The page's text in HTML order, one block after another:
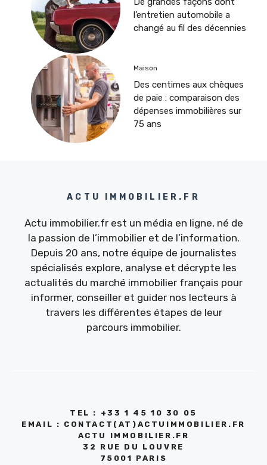
l’entretien automobile a
changé au fil des décennies
Maison
Des centimes aux chèques
de paie : comparaison des
dépenses immobilières sur
75 ans
ACTU IMMOBILIER.FR
Actu immobilier.fr est un média en ligne, né de
la passion de l’immobilier et de l’information.
Depuis 20 ans, notre équipe de journalistes
spécialisés explore, analyse et décrypte les
actualités du marché immobilier français pour
informer, conseiller et guider nos lecteurs à
travers les différentes étapes de leur
parcours immobilier.
TEL : +33 1 45 10 30 05
EMAIL : CONTACT(AT)ACTUIMMOBILIER.FR
ACTU IMMOBILIER.FR
32 RUE DU LOUVRE
75001 PARIS